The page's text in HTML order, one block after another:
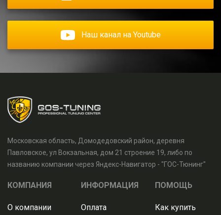
Наш канал на Youtube
Московская область, Домодедовский район, деревня
Павловское, ул Вокзальная, дом 21 строение 19, либо по
названию компании через Яндекс-Навигатор - "ГОС-Тюнинг"
КОМПАНИЯ
О компании
ИНФОРМАЦИЯ
Оплата
ПОМОЩЬ
Как купить